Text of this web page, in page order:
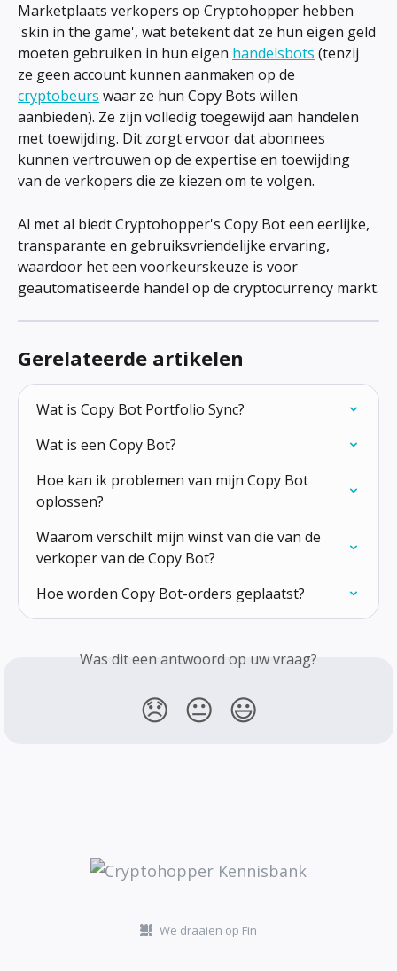
Marketplaats verkopers op Cryptohopper hebben
'skin in the game', wat betekent dat ze hun eigen geld
moeten gebruiken in hun eigen handelsbots (tenzij
ze geen account kunnen aanmaken op de
cryptobeurs waar ze hun Copy Bots willen
aanbieden). Ze zijn volledig toegewijd aan handelen
met toewijding. Dit zorgt ervoor dat abonnees
kunnen vertrouwen op de expertise en toewijding
van de verkopers die ze kiezen om te volgen.
Al met al biedt Cryptohopper's Copy Bot een eerlijke,
transparante en gebruiksvriendelijke ervaring,
waardoor het een voorkeurskeuze is voor
geautomatiseerde handel op de cryptocurrency markt.
Gerelateerde artikelen
Wat is Copy Bot Portfolio Sync?
Wat is een Copy Bot?
Hoe kan ik problemen van mijn Copy Bot
oplossen?
Waarom verschilt mijn winst van die van de
verkoper van de Copy Bot?
Hoe worden Copy Bot-orders geplaatst?
Was dit een antwoord op uw vraag?
😞 😐 😃
We draaien op Fin